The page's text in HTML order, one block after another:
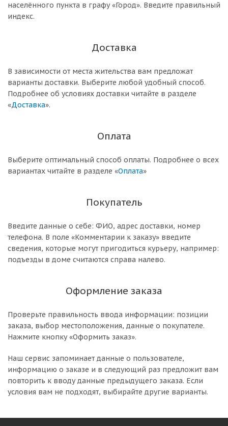
населённого пункта в графу «Город». Введите правильный
индекс.
Доставка
В зависимости от места жительства вам предложат
варианты доставки. Выберите любой удобный способ.
Подробнее об условиях доставки читайте в разделе
«Доставка».
Оплата
Выберите оптимальный способ оплаты. Подробнее о всех
вариантах читайте в разделе «Оплата»
Покупатель
Введите данные о себе: ФИО, адрес доставки, номер
телефона. В поле «Комментарии к заказу» введите
сведения, которые могут пригодиться курьеру, например:
подъезды в доме считаются справа налево.
Оформление заказа
Проверьте правильность ввода информации: позиции
заказа, выбор местоположения, данные о покупателе.
Нажмите кнопку «Оформить заказ».
Наш сервис запоминает данные о пользователе,
информацию о заказе и в следующий раз предложит вам
повторить к вводу данные предыдущего заказа. Если
условия вам не подходят, выбирайте другие варианты.